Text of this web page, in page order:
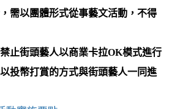
需以團體形式從事藝文活動，不得
止街頭藝人以商業卡拉OK模式進行
投幣打賞的方式與街頭藝人一同進